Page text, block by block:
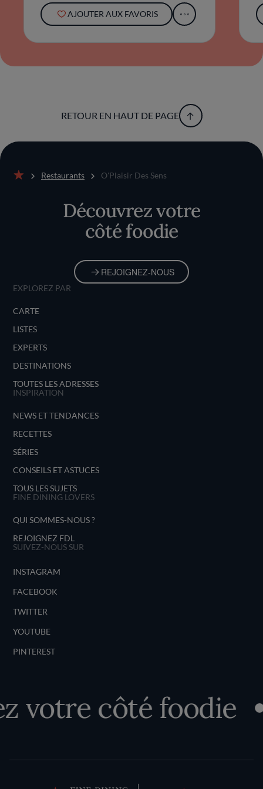
AJOUTER AUX FAVORIS
RETOUR EN HAUT DE PAGE
Restaurants O'Plaisir Des Sens
Découvrez votre
côté foodie
REJOIGNEZ-NOUS
EXPLOREZ PAR
CARTE
LISTES
EXPERTS
DESTINATIONS
TOUTES LES ADRESSES
INSPIRATION
NEWS ET TENDANCES
RECETTES
SÉRIES
CONSEILS ET ASTUCES
TOUS LES SUJETS
FINE DINING LOVERS
QUI SOMMES-NOUS ?
REJOIGNEZ FDL
SUIVEZ-NOUS SUR
INSTAGRAM
FACEBOOK
TWITTER
YOUTUBE
PINTEREST
votre côté foodie